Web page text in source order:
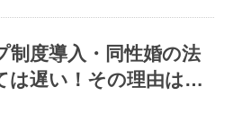
制度導入・同性婚の法
は遅い！その理由は…